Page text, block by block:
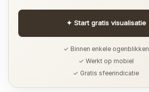
✦ Start gratis visualisatie
✓ Binnen enkele ogenblikken
✓ Werkt op mobiel
✓ Gratis sfeerindicatie